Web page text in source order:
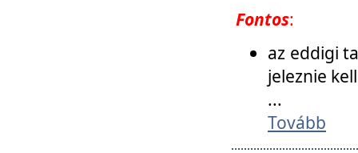
Fontos:
az eddigi
jeleznie
...
Tovább